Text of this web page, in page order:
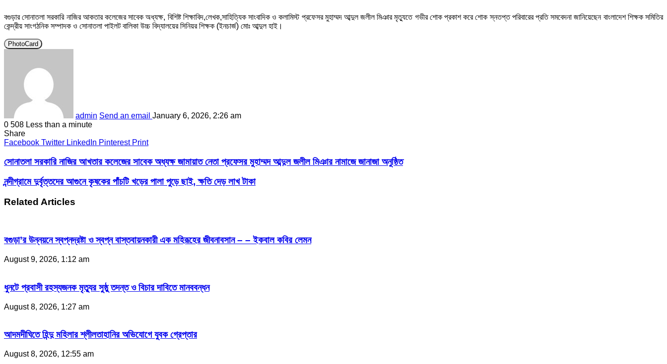
বগুড়ার সোনাতলা সরকারি নাজির আকতার কলেজের সাবেক অধ্যক্ষ, বিশিষ্ট শিক্ষাবিদ,লেখক,সাহিত্যিক সাংবাদিক ও কলামিস্ট প্রফেসর মুহাম্মদ আব্দুল জলীল মিঞার মৃত্যুতে গভীর শোক প্রকাশ করে শোক স্নতপ্ত পরিবারের প্রতি সমবেদনা জানিয়েছেন বাংলাদেশ শিক্ষক সমিতির
কেন্দ্রীয় সাংগঠনিক সম্পাদক ও সোনাতলা পাইলট বালিকা উচ্চ বিদ্যালয়ের সিনিয়র শিক্ষক (ইনচার্জ) মোঃ আব্দুল হাই।
PhotoCard
admin Send an email January 6, 2026, 2:26 am
0 508 Less than a minute
Share
Facebook Twitter LinkedIn Pinterest Print
সোনাতলা সরকারি নাজির আখতার কলেজের সাবেক অধ্যক্ষ জামায়াত নেতা প্রফেসর মুহাম্মদ আব্দুল জলীল মিঞার নামাজে জানাজা অনুষ্ঠিত
নন্দীগ্রামে দুর্বৃত্তদের আগুনে কৃষকের পাঁচটি খড়ের পালা পুড়ে ছাই, ক্ষতি দেড় লাখ টাকা
Related Articles
বগুড়া’র উন্নয়নে স্বপ্নদ্রষ্টা ও স্বপ্ন বাস্তবায়নকারী এক মহিরূহের জীবনাবসান – – ইকবাল কবির লেমন
August 9, 2026, 1:12 am
ধুনটে প্রবাসী রহস্যজনক মৃত্যুর সুষ্ঠু তদন্ত ও বিচার দাবিতে মানববন্ধন
August 8, 2026, 1:27 am
আদমদীঘিতে হিন্দু মহিলার শ্লীলতাহানির অভিযোগে যুবক গ্রেপ্তার
August 8, 2026, 12:55 am